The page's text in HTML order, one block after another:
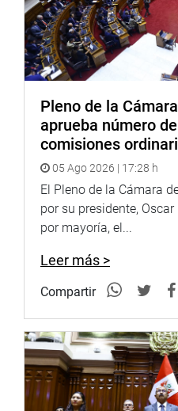
Pleno de la
aprueba número
comisiones
05 Ago 2026 | 17:28 h
El Pleno de la Cámara
por su presidente,
por mayoría, el...
Leer más >
Compartir